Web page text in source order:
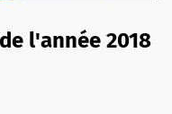
l'année 2018